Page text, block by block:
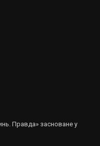
Правда» засноване у